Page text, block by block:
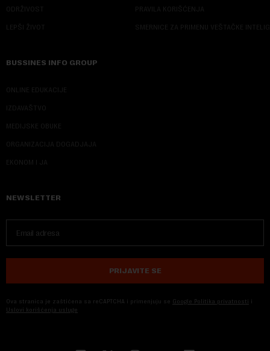
ODRŽIVOST
LEPŠI ŽIVOT
PRAVILA KORIŠĆENJA
SMERNICE ZA PRIMENU VEŠTAČKE
BUSSINES INFO GROUP
ONLINE EDUKACIJE
IZDAVAŠTVO
MEDIJSKE OBUKE
ORGANIZACIJA DOGADJAJA
EKONOM I JA
NEWSLETTER
PRIJAVITE SE
Ova stranica je zaštićena sa reCAPTCHA i primenjuju se Google Politika privatnosti i
Uslovi korišćenja usluge